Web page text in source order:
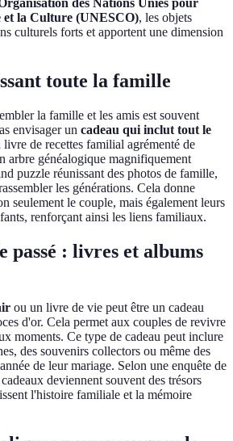
des Nations Unies pour
et la Culture (UNESCO), les objets
culturels forts et apportent une dimension
toute la famille
la famille et les amis est souvent
envisager un cadeau qui inclut tout le
de recettes familial agrémenté de
arbre généalogique magnifiquement
puzzle réunissant des photos de famille,
les générations. Cela donne
seulement le couple, mais également leurs
renforçant ainsi les liens familiaux.
passé : livres et albums
ou un livre de vie peut être un cadeau
d'or. Cela permet aux couples de revivre
moments. Ce type de cadeau peut inclure
des souvenirs collectors ou même des
de leur mariage. Selon une enquête de
cadeaux deviennent souvent des trésors
l'histoire familiale et la mémoire